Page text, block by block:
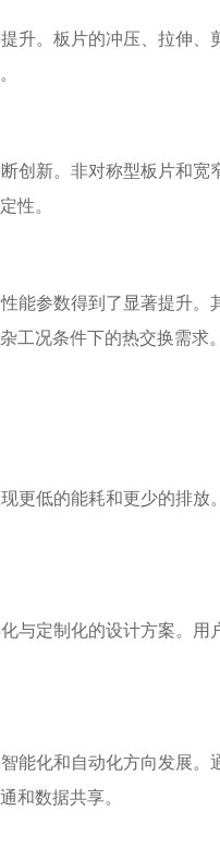
升。板片的冲压、拉伸
创新。非对称型板片和宽
性。
能参数得到了显著提升
工况条件下的热交换需求。
更低的能耗和更少的排
与定制化的设计方案。
能化和自动化方向发展
和数据共享。